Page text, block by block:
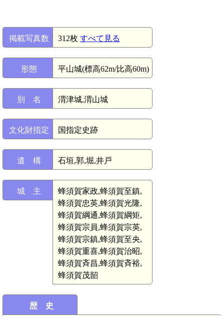
掲載写真数 312枚 すべて見る
形態 平山城(標高62m/比高60m)
別 名 渭津城,渭山城
文化財指定 国指定史跡
遺 構 石垣,郭,堀,井戸
城 主
蜂須賀家政,蜂須賀至鎮,
蜂須賀忠英,蜂須賀光隆,
蜂須賀綱通,蜂須賀綱矩,
蜂須賀宗員,蜂須賀宗英,
蜂須賀宗鎮,蜂須賀至央,
蜂須賀重喜,蜂須賀治昭,
蜂須賀斉昌,蜂須賀斉裕,
蜂須賀茂韶
歴 史